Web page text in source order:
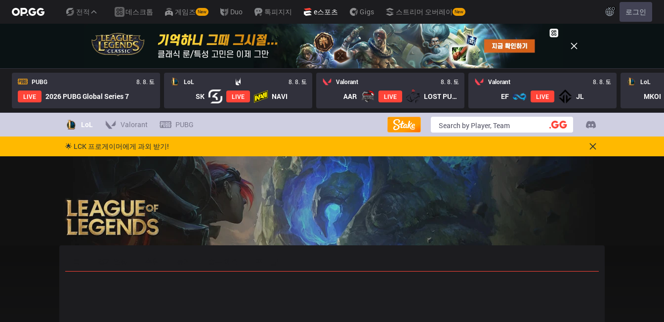
전적 데스크톱 게임즈 New Duo 톡피지지 e스포츠 Gigs 스트리머 오버레이 New KO 로그인
PUBG
8. 8. 토
LIVE
2026 PUBG Global Series 7
LoL 8. 8. 토
SK LIVE NAVI
Valorant 8. 8. 토
AAR LIVE LOST PUPPIES GC
Valorant 8. 8. 토
EF LIVE JL
LoL
MKOI
LoL Valorant PUBG
🌟 LCK 프로게이머에게 과외 받기!